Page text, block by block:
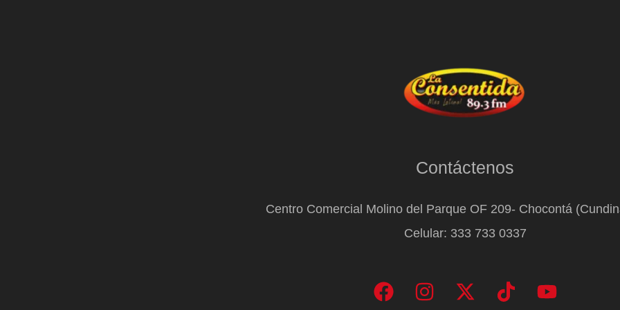
Contáctenos
Centro Comercial Molino del Parque OF 209- Chocontá
Celular: 333 733 0337